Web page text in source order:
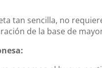
tan sencilla, no
de la base de